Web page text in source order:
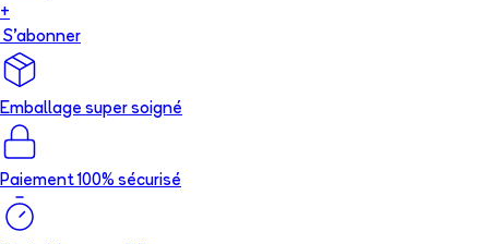
+
S'abonner
Emballage super soigné
Paiement 100% sécurisé